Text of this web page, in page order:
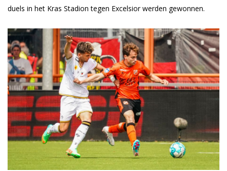
duels in het Kras Stadion tegen Excelsior werden gewonnen.